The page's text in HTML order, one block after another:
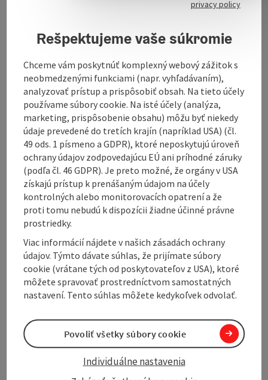
electric maschines
Contact
Arrival
Suitability
Accessibility
Print article
Nearby
privacy policy
Rešpektujeme vaše súkromie
Chceme vám poskytnúť komplexný webový zážitok s
neobmedzenými funkciami (napr. vyhľadávaním),
analyzovať prístup a prispôsobiť obsah. Na tieto účely
používame súbory cookie. Na isté účely (analýza,
marketing, prispôsobenie obsahu) môžu byť niekedy
údaje prevedené do tretích krajín (napríklad USA) (čl.
49 ods. 1 písmeno a GDPR), ktoré neposkytujú úroveň
ochrany údajov zodpovedajúcu EÚ ani príhodné záruky
(podľa čl. 46 GDPR). Je preto možné, že orgány v USA
získajú prístup k prenášaným údajom na účely
kontrolných alebo monitorovacích opatrení a že
proti tomu nebudú k dispozícii žiadne účinné právne
prostriedky.
Viac informácií nájdete v našich zásadách ochrany
údajov. Týmto dávate súhlas, že prijímate súbory
cookie (vrátane tých od poskytovateľov z USA), ktoré
môžete spravovať prostredníctvom samostatných
nastavení. Tento súhlas môžete kedykoľvek odvolať.
Individuálne nastavenia
Povoliť všetky súbory cookie